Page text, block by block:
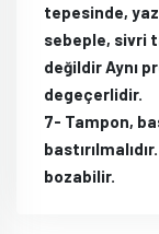
tepesinde,
sebeple, sivri
değildir Aynı
degeçerlidir.
7- Tampon,
bozabilir.